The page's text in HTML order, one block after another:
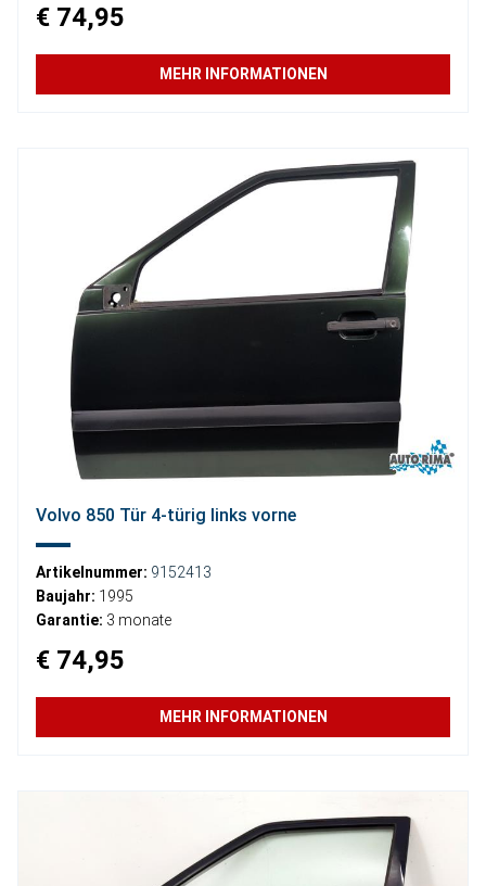
€ 74,95
MEHR INFORMATIONEN
Volvo 850 Tür 4-türig links vorne
Artikelnummer: 9152413
Baujahr: 1995
Garantie: 3 monate
€ 74,95
MEHR INFORMATIONEN